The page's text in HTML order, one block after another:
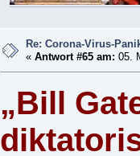
Re: Corona-Virus-
«Antwort #65 am: 05.
„Bill